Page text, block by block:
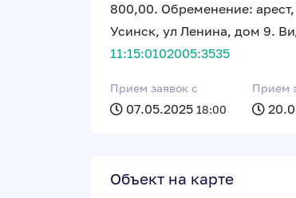
800,00. Обременение:
Усинск, ул Ленина, дом 9.
11:15:0102005:3535
Прием заявок c
07.05.2025 18:00
Прием
Объект на карте